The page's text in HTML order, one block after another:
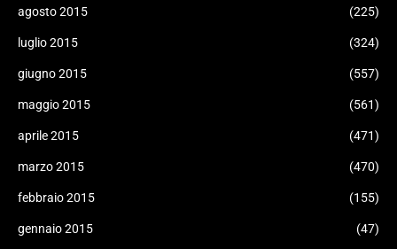
agosto 2015 (225)
luglio 2015 (324)
giugno 2015 (557)
maggio 2015 (561)
aprile 2015 (471)
marzo 2015 (470)
febbraio 2015 (155)
gennaio 2015 (47)